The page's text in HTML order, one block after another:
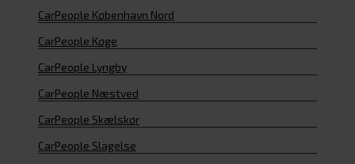
CarPeople København Nord
CarPeople Køge
CarPeople Lyngby
CarPeople Næstved
CarPeople Skælskør
CarPeople Slagelse